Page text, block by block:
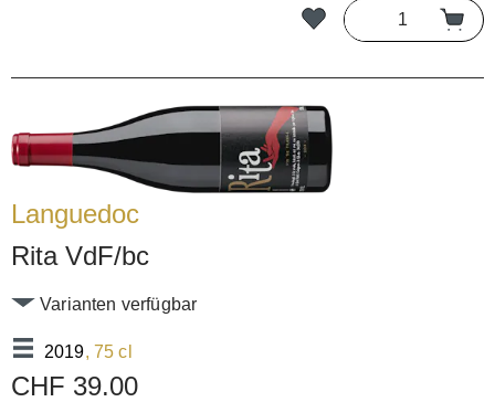
Languedoc
Rita VdF/bc
2019, 75 cl
Varianten verfügbar
CHF 39.00